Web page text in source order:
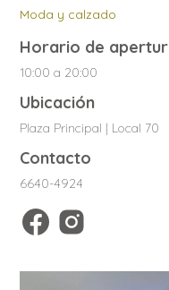
Moda y calzado
Horario de
10:00 a 20:00
Ubicación
Plaza Principal | Local 70
Contacto
6640-4924